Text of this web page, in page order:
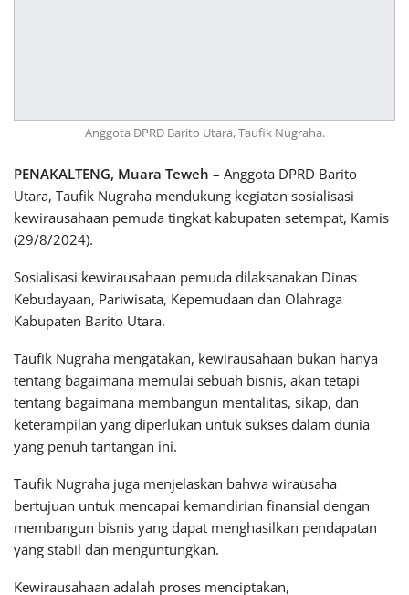
Anggota DPRD Barito Utara, Taufik Nugraha.
PENAKALTENG, Muara Teweh – Anggota DPRD Barito
Utara, Taufik Nugraha mendukung kegiatan sosialisasi
kewirausahaan pemuda tingkat kabupaten setempat, Kamis
(29/8/2024).
Sosialisasi kewirausahaan pemuda dilaksanakan Dinas
Kebudayaan, Pariwisata, Kepemudaan dan Olahraga
Kabupaten Barito Utara.
Taufik Nugraha mengatakan, kewirausahaan bukan hanya
tentang bagaimana memulai sebuah bisnis, akan tetapi
tentang bagaimana membangun mentalitas, sikap, dan
keterampilan yang diperlukan untuk sukses dalam dunia
yang penuh tantangan ini.
Taufik Nugraha juga menjelaskan bahwa wirausaha
bertujuan untuk mencapai kemandirian finansial dengan
membangun bisnis yang dapat menghasilkan pendapatan
yang stabil dan menguntungkan.
Kewirausahaan adalah proses menciptakan,